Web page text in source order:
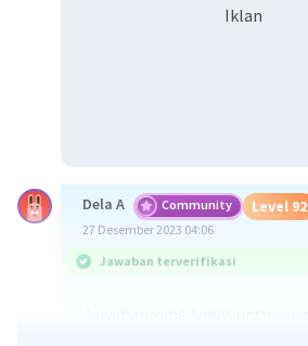
Iklan
Dela A Community Level 92
27 Desember 2023 04:06
Jawaban terverifikasi